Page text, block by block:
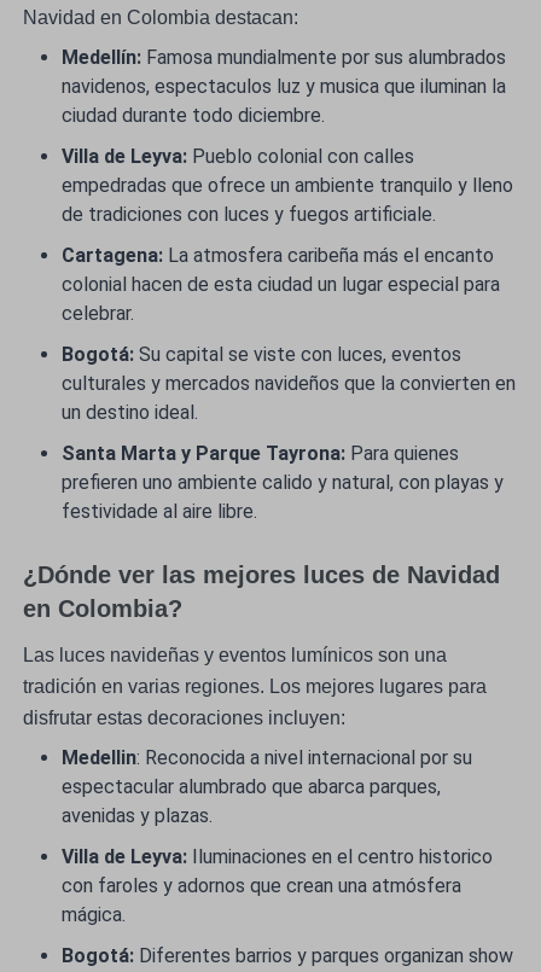
Navidad en Colombia destacan:
Medellín:Famosa mundialmente por sus alumbrados
navidenos, espectaculos luz y musica que iluminan la
ciudad durante todo diciembre.
Villa de Leyva: Pueblo colonial con calles
empedradas que ofrece un ambiente tranquilo y lleno
de tradiciones con luces y fuegos artificiale.
Cartagena:La atmosfera caribeña más el encanto
colonial hacen de esta ciudad un lugar especial para
celebrar.
Bogotá:Su capital se viste con luces, eventos
culturales y mercados navideños que la convierten en
un destino ideal.
Santa Marta y Parque Tayrona:Para quienes
prefieren uno ambiente calido y natural, con playas y
festividade al aire libre.
¿Dónde ver las mejores luces de Navidad
en Colombia?
Las luces navideñas y eventos lumínicos son una
tradición en varias regiones. Los mejores lugares para
disfrutar estas decoraciones incluyen:
Medellin: Reconocida a nivel internacional por su
espectacular alumbrado que abarca parques,
avenidas y plazas.
Villa de Leyva:Iluminaciones en el centro historico
con faroles y adornos que crean una atmósfera
mágica.
Bogotá:Diferentes barrios y parques organizan show